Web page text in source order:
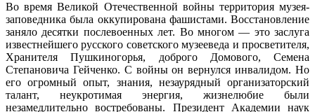
Во время Великой Отечественной войны территория музея-
заповедника была оккупирована фашистами. Восстановление
заняло десятки послевоенных лет. Во многом — это заслуга
известнейшего русского советского музееведа и просветителя,
ХранителяПушкиногорья, доброго Домового, Семена
Степановича Гейченко. С войны он вернулся инвалидом. Но
его огромный опыт, знания, незаурядный организаторский
талант, неукротимая энергия, жизнелюбие были
незамедлительно востребованы. Президент Академии наук